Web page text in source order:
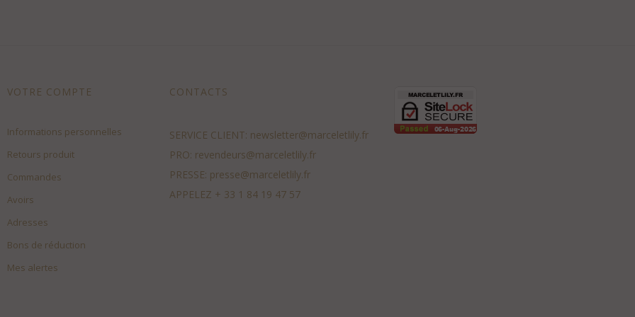
VOTRE COMPTE
Informations personnelles
Retours produit
Commandes
Avoirs
Adresses
Bons de réduction
Mes alertes
CONTACTS
SERVICE CLIENT: newsletter@marceletlily.fr
PRO: revendeurs@marceletlily.fr
PRESSE: presse@marceletlily.fr
APPELEZ + 33 1 84 19 47 57